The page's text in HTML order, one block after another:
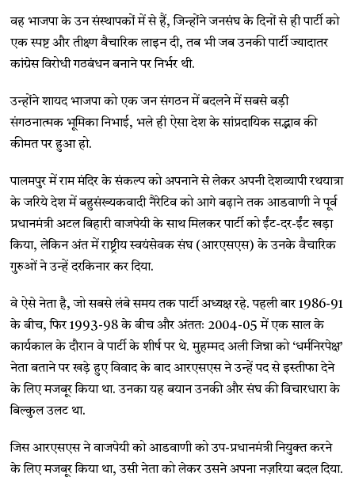
वह भाजपा के उन संस्थापकों में से हैं, जिन्होंने जनसंघ के दिनों से ही पार्टी को
एक स्पष्ट और तीक्ष्ण वैचारिक लाइन दी, तब भी जब उनकी पार्टी ज्यादातर
कांग्रेस विरोधी गठबंधन बनाने पर निर्भर थी.
उन्होंने शायद भाजपा को एक जन संगठन में बदलने में सबसे बड़ी
संगठनात्मक भूमिका निभाई, भले ही ऐसा देश के सांप्रदायिक सद्भाव की
कीमत पर हुआ हो.
पालमपुर में राम मंदिर के संकल्प को अपनाने से लेकर अपनी देशव्यापी रथयात्रा
के जरिये देश में बहुसंख्यकवादी नैरेटिव को आगे बढ़ाने तक आडवाणी ने पूर्व
प्रधानमंत्री अटल बिहारी वाजपेयी के साथ मिलकर पार्टी को ईंट-दर-ईंट खड़ा
किया, लेकिन अंत में राष्ट्रीय स्वयंसेवक संघ (आरएसएस) के उनके वैचारिक
गुरुओं ने उन्हें दरकिनार कर दिया.
वे ऐसे नेता है, जो सबसे लंबे समय तक पार्टी अध्यक्ष रहे. पहली बार 1986-91
के बीच, फिर 1993-98 के बीच और अंततः 2004-05 में एक साल के
कार्यकाल के दौरान वे पार्टी के शीर्ष पर थे. मुहम्मद अली जिन्ना को ‘धर्मनिरपेक्ष’
नेता बताने पर खड़े हुए विवाद के बाद आरएसएस ने उन्हें पद से इस्तीफा देने
के लिए मजबूर किया था. उनका यह बयान उनकी और संघ की विचारधारा के
बिल्कुल उलट था.
जिस आरएसएस ने वाजपेयी को आडवाणी को उप-प्रधानमंत्री नियुक्त करने
के लिए मजबूर किया था, उसी नेता को लेकर उसने अपना नज़रिया बदल दिया.